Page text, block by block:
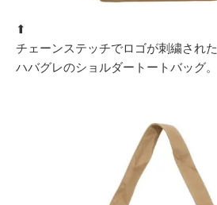
⬆︎
チェーンステッチでロゴが刺繍された
ハバグレのショルダートートバッグ。